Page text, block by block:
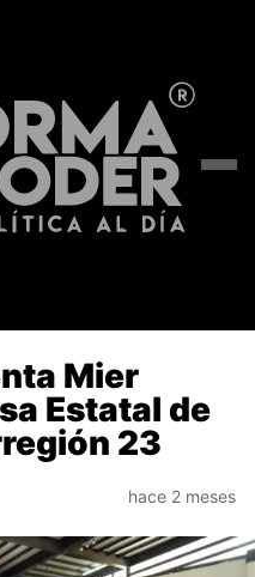
Mier
Estatal de
23
hace 2 meses